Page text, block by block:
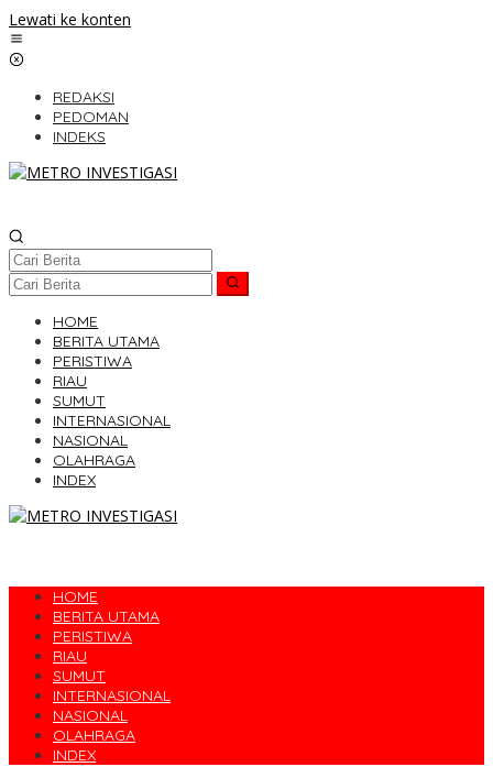
Lewati ke konten
REDAKSI
PEDOMAN
INDEKS
HOME
BERITA UTAMA
PERISTIWA
RIAU
SUMUT
INTERNASIONAL
NASIONAL
OLAHRAGA
INDEX
HOME
BERITA UTAMA
PERISTIWA
RIAU
SUMUT
INTERNASIONAL
NASIONAL
OLAHRAGA
INDEX